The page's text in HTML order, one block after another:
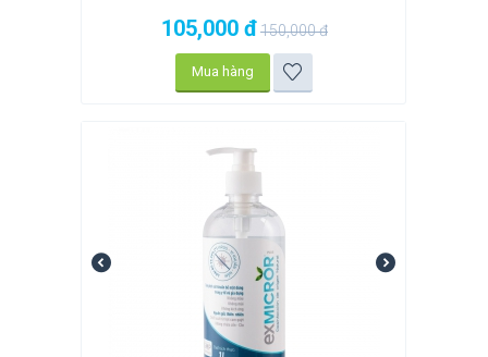
105,000 đ150,000đ
Mua hàng